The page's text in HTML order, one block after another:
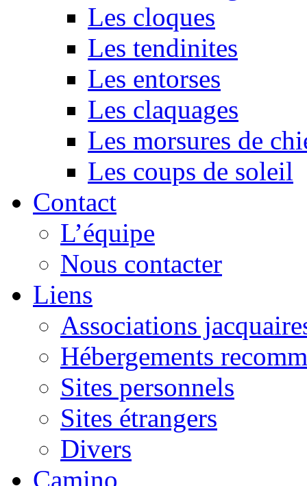
Les cloques
Les tendinites
Les entorses
Les claquages
Les morsures de
Les coups de soleil
Contact
L’équipe
Nous contacter
Liens
Associations
Hébergements
Sites personnels
Sites étrangers
Divers
Camino